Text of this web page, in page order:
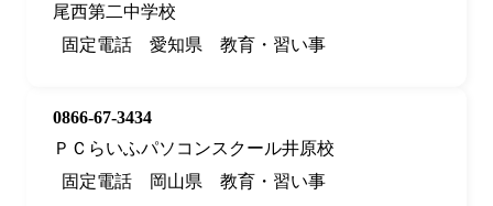
尾西第二中学校
固定電話
愛知県 教育・習い事
0866-67-3434
ＰＣらいふパソコンスクール井原校
固定電話
岡山県 教育・習い事